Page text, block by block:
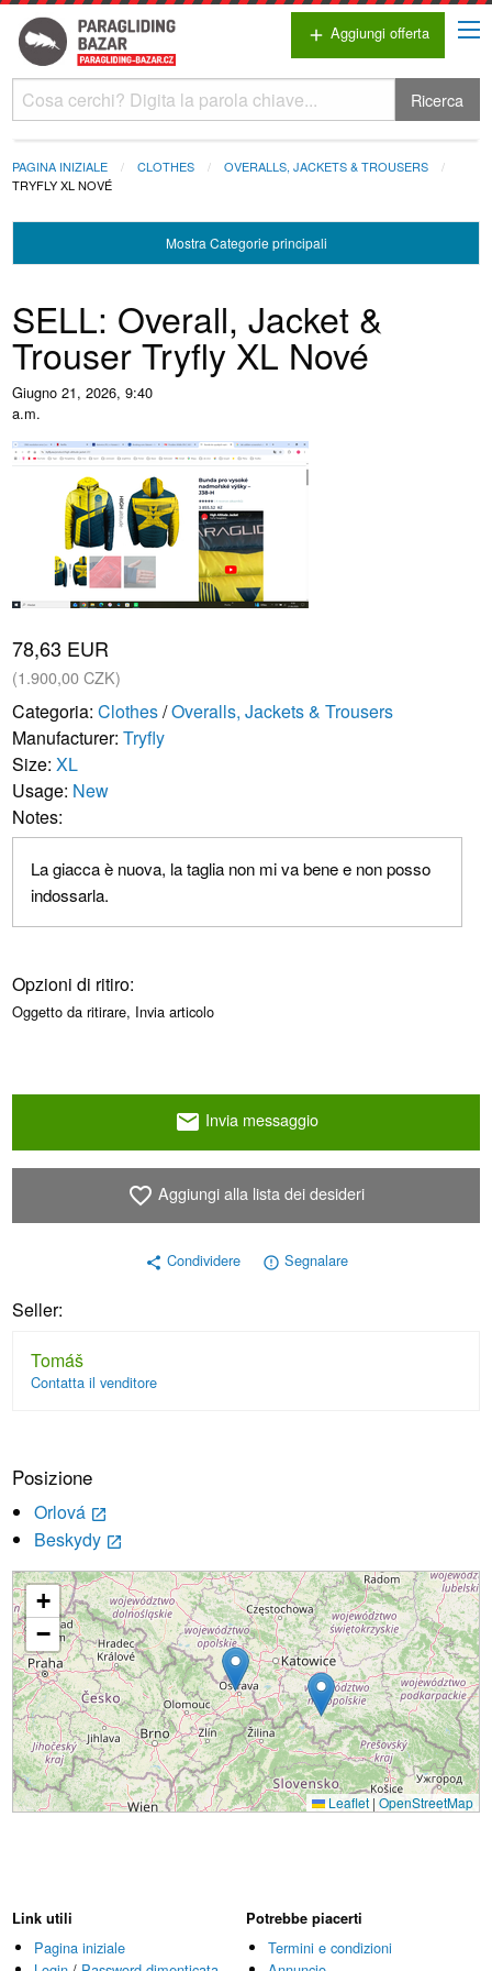
add Aggiungi offerta
Ricerca
PAGINA INIZIALE CLOTHES
OVERALLS, JACKETS & TROUSERS
TRYFLY XL NOVÉ
Mostra Categorie principali
SELL: Overall, Jacket &
Trouser Tryfly XL Nové
Giugno 21, 2026, 9:40
a.m.
78,63 EUR
(1.900,00 CZK)
Categoria:Clothes/Overalls, Jackets & Trousers
Manufacturer:Tryfly
Size:XL
Usage: New
Notes:
La giacca è nuova, la taglia non mi va bene e non posso
indossarla.
Opzioni di ritiro:
Oggetto da ritirare, Invia articolo
email Invia messaggio
favorite_border Aggiungi alla lista dei desideri
share Condividere error_outline Segnalare
Seller:
Tomáš
Contatta il venditore
Posizione
Orlová launch
Beskydy launch
Caricamento...
+
−
Leaflet | OpenStreetMap
Link utili
Pagina iniziale
Potrebbe piacerti
Termini e condizioni